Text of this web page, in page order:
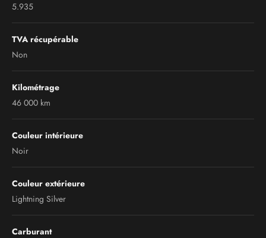
5.935
TVA récupérable
Non
Kilométrage
46 000 km
Couleur intérieure
Noir
Couleur extérieure
Lightning Silver
Carburant